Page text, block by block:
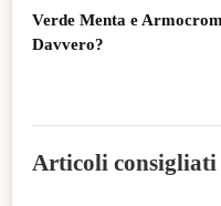
Verde Menta e
Davvero?
Articoli consigliati